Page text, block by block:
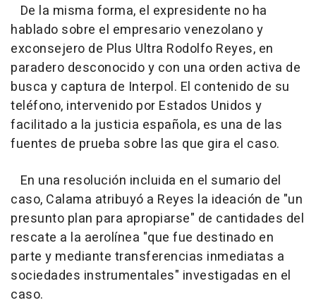
De la misma forma, el expresidente no ha
hablado sobre el empresario venezolano y
exconsejero de Plus Ultra Rodolfo Reyes, en
paradero desconocido y con una orden activa de
busca y captura de Interpol. El contenido de su
teléfono, intervenido por Estados Unidos y
facilitado a la justicia española, es una de las
fuentes de prueba sobre las que gira el caso.
En una resolución incluida en el sumario del
caso, Calama atribuyó a Reyes la ideación de "un
presunto plan para apropiarse" de cantidades del
rescate a la aerolínea "que fue destinado en
parte y mediante transferencias inmediatas a
sociedades instrumentales" investigadas en el
caso.